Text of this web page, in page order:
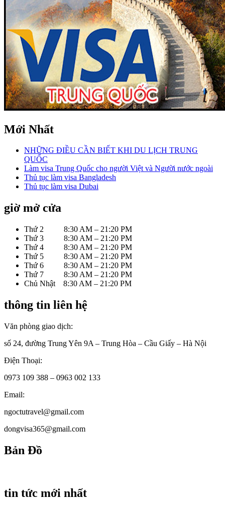
Mới Nhất
NHỮNG ĐIỀU CẦN BIẾT KHI DU LỊCH TRUNG
QUỐC
Làm visa Trung Quốc cho người Việt và Người nước ngoài
Thủ tục làm visa Bangladesh
Thủ tục làm visa Dubai
giờ mở cửa
Thứ 2 8:30 AM – 21:20 PM
Thứ 3 8:30 AM – 21:20 PM
Thứ 4 8:30 AM – 21:20 PM
Thứ 5 8:30 AM – 21:20 PM
Thứ 6 8:30 AM – 21:20 PM
Thứ 7 8:30 AM – 21:20 PM
Chủ Nhật 8:30 AM – 21:20 PM
thông tin liên hệ
Văn phòng giao dịch:
số 24, đường Trung Yên 9A – Trung Hòa – Cầu Giấy – Hà Nội
Điện Thoại:
0973 109 388 – 0963 002 133
Email:
ngoctutravel@gmail.com
dongvisa365@gmail.com
Bản Đồ
tin tức mới nhất